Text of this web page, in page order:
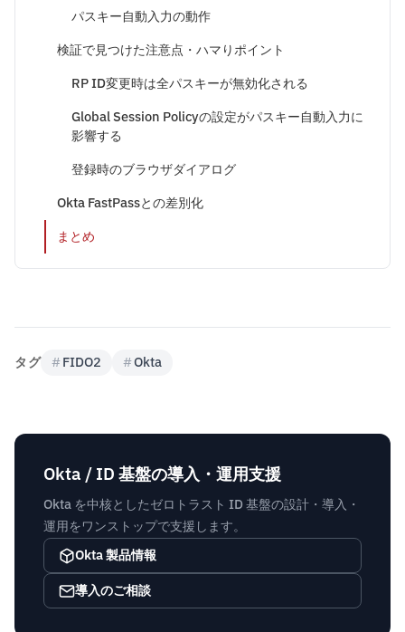
パスキー自動入力の動作
検証で見つけた注意点・ハマりポイント
RP ID変更時は全パスキーが無効化される
Global Session Policyの設定がパスキー自動入力に
影響する
登録時のブラウザダイアログ
Okta FastPassとの差別化
まとめ
タグ #FIDO2 #Okta
Okta / ID 基盤の導入・運用支援
Okta を中核としたゼロトラスト ID 基盤の設計・導入・
運用をワンストップで支援します。
Okta 製品情報
導入のご相談